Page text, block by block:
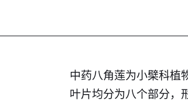
中药八角莲为小檗科植
叶片均分为八个部分，